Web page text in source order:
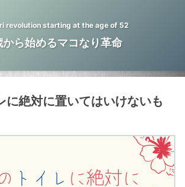
revolution starting at the age of 52
ら始めるマコなり革命
に絶対に置いてはいけないも